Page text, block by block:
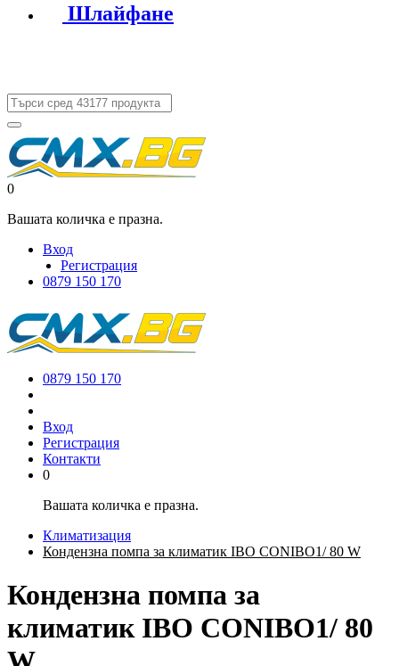
Шлайфане
0
Вашата количка е празна.
Вход
Регистрация
0879 150 170
0879 150 170
Вход
Регистрация
Контакти
0
Вашата количка е празна.
Климатизация
Кондензна помпа за климатик IBO CONIBO1/ 80 W
Кондензна помпа за
климатик IBO CONIBO1/ 80